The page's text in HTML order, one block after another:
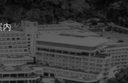
内